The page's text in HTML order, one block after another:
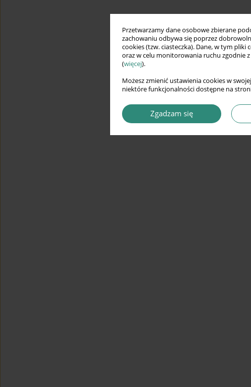
Przetwarzamy dane osobowe zbierane
zachowaniu odbywa się poprzez
cookies (tzw. ciasteczka). Dane, w tym pliki
oraz w celu monitorowania ruchu zgodnie z
(więcej).
Możesz zmienić ustawienia cookies w
niektóre funkcjonalności dostępne na
Zgadzam się